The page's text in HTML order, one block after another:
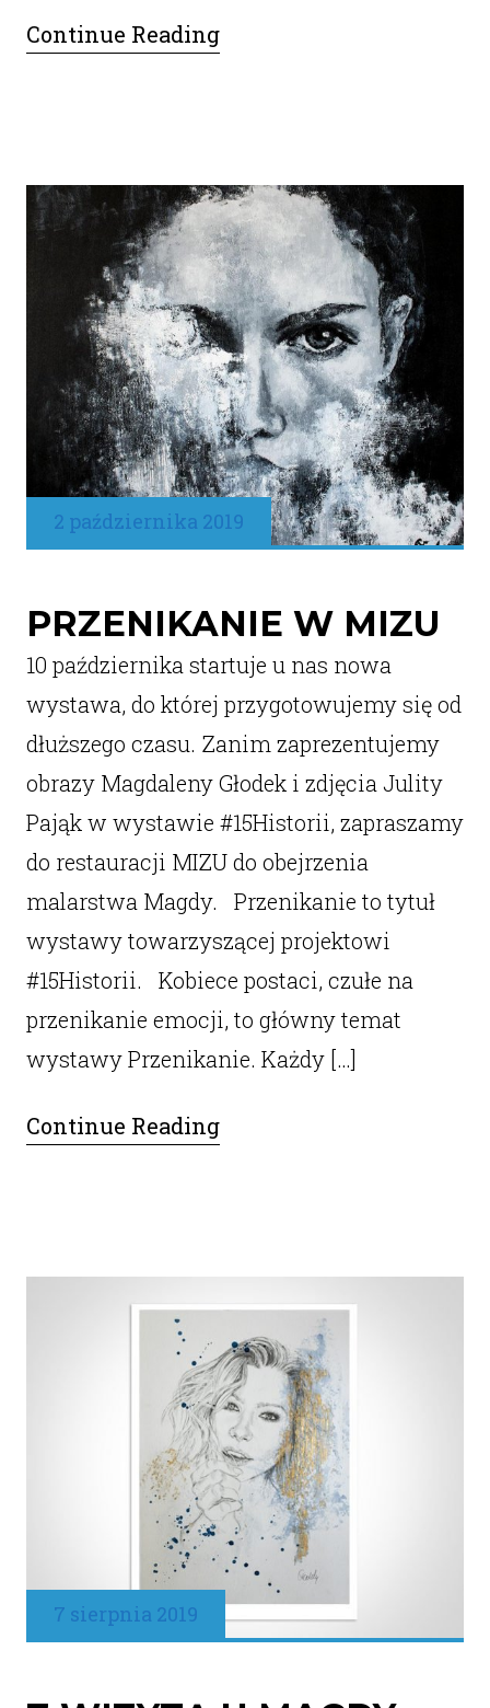
Continue Reading
2 października 2019
PRZENIKANIE W MIZU
10 października startuje u nas nowa
wystawa, do której przygotowujemy się od
dłuższego czasu. Zanim zaprezentujemy
obrazy Magdaleny Głodek i zdjęcia Julity
Pająk w wystawie #15Historii, zapraszamy
do restauracji MIZU do obejrzenia
malarstwa Magdy. Przenikanie to tytuł
wystawy towarzyszącej projektowi
#15Historii. Kobiece postaci, czułe na
przenikanie emocji, to główny temat
wystawy Przenikanie. Każdy […]
Continue Reading
7 sierpnia 2019